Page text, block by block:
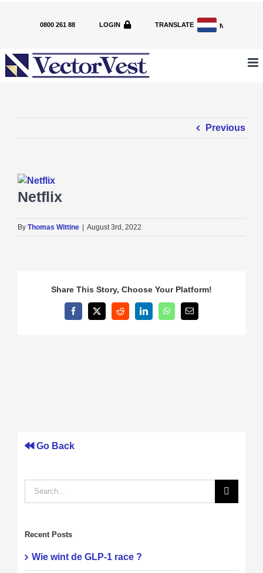
0800 261 88 LOGIN TRANSLATE NL
Previous
View
Larger
Netflix
By Thomas Wittine | August 3rd, 2022
Share This Story, Choose Your Platform!
Facebook
X RedditLinkedInWhatsApp
Email
Go Back
Search
Recent Posts
Wie wint de GLP-1 race ?